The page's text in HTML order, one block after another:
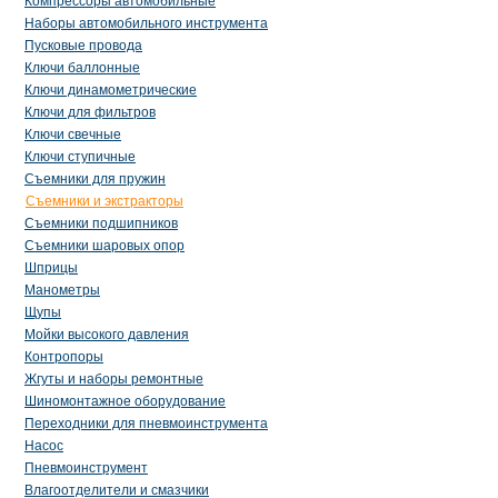
Наборы автомобильного инструмента
Пусковые провода
Ключи баллонные
Ключи динамометрические
Ключи для фильтров
Ключи свечные
Ключи ступичные
Съемники для пружин
Съемники и экстракторы
Съемники подшипников
Съемники шаровых опор
Шприцы
Манометры
Щупы
Мойки высокого давления
Контропоры
Жгуты и наборы ремонтные
Шиномонтажное оборудование
Переходники для пневмоинструмента
Насос
Пневмоинструмент
Влагоотделители и смазчики